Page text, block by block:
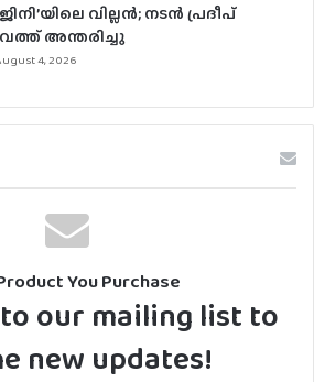
വില്ലൻ; നടൻ പ്രദീപ്
അന്തരിച്ചു
4, 2026
You Purchase
our mailing list to
new updates!